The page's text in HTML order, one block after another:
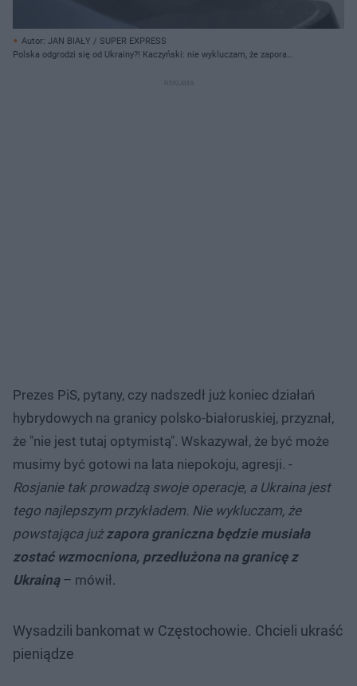
Autor: JAN BIAŁY / SUPER EXPRESS
Polska odgrodzi się od Ukrainy?! Kaczyński: nie wykluczam, że zapora
Prezes PiS, pytany, czy nadszedł już koniec działań
hybrydowych na granicy polsko-białoruskiej, przyznał,
że "nie jest tutaj optymistą". Wskazywał, że być może
musimy być gotowi na lata niepokoju, agresji. -
Rosjanie tak prowadzą swoje operacje, a Ukraina jest
tego najlepszym przykładem. Nie wykluczam, że
powstająca jużzapora graniczna będzie musiała
zostać wzmocniona, przedłużona na granicę z
Ukrainą– mówił.
Wysadzili bankomat w Częstochowie. Chcieli ukraść
pieniądze